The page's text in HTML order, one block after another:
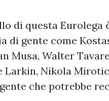
di questa Eurolega
di gente come
Musa, Walter
Larkin, Nikola
che potrebbe